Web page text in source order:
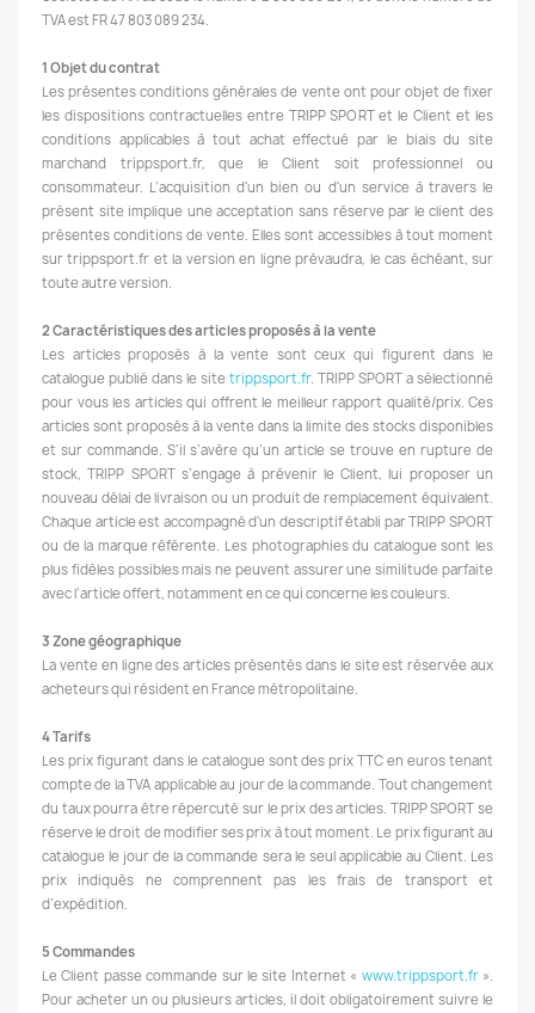
TVA est FR 47 803 089 234.
1 Objet du contrat
Les présentes conditions générales de vente ont pour objet de fixer
les dispositions contractuelles entre TRIPP SPORT et le Client et les
conditions applicables à tout achat effectué par le biais du site
marchand trippsport.fr, que le Client soit professionnel ou
consommateur. L’acquisition d'un bien ou d'un service à travers le
présent site implique une acceptation sans réserve par le client des
présentes conditions de vente. Elles sont accessibles à tout moment
sur trippsport.fr et la version en ligne prévaudra, le cas échéant, sur
toute autre version.
2 Caractéristiques des articles proposés à la vente
Les articles proposés à la vente sont ceux qui figurent dans le
catalogue publié dans le site trippsport.fr. TRIPP SPORT a sélectionné
pour vous les articles qui offrent le meilleur rapport qualité/prix. Ces
articles sont proposés à la vente dans la limite des stocks disponibles
et sur commande. S’il s’avère qu’un article se trouve en rupture de
stock, TRIPP SPORT s’engage à prévenir le Client, lui proposer un
nouveau délai de livraison ou un produit de remplacement équivalent.
Chaque article est accompagné d'un descriptif établi par TRIPP SPORT
ou de la marque référente. Les photographies du catalogue sont les
plus fidèles possibles mais ne peuvent assurer une similitude parfaite
avec l’article offert, notamment en ce qui concerne les couleurs.
3 Zone géographique
La vente en ligne des articles présentés dans le site est réservée aux
acheteurs qui résident en France métropolitaine.
4 Tarifs
Les prix figurant dans le catalogue sont des prix TTC en euros tenant
compte de la TVA applicable au jour de la commande. Tout changement
du taux pourra être répercuté sur le prix des articles. TRIPP SPORT se
réserve le droit de modifier ses prix à tout moment. Le prix figurant au
catalogue le jour de la commande sera le seul applicable au Client. Les
prix indiqués ne comprennent pas les frais de transport et
d’expédition.
5 Commandes
Le Client passe commande sur le site Internet « www.trippsport.fr».
Pour acheter un ou plusieurs articles, il doit obligatoirement suivre le